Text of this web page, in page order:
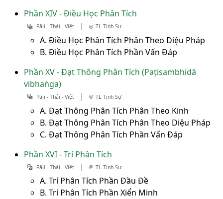
Phần XIV - Điều Học Phân Tích
Pāḷi - Thái - Việt | TL Tịnh Sự
A. Điều Học Phân Tích Phân Theo Diệu Pháp
B. Điều Học Phân Tích Phần Vấn Đáp
Phần XV - Đạt Thông Phân Tích (Paṭisambhidā
vibhaṅga)
Pāḷi - Thái - Việt | TL Tịnh Sự
A. Đạt Thông Phân Tích Phân Theo Kinh
B. Đạt Thông Phân Tích Phân Theo Diệu Pháp
C. Đạt Thông Phân Tích Phần Vấn Đáp
Phần XVI - Trí Phân Tích
Pāḷi - Thái - Việt | TL Tịnh Sự
A. Trí Phân Tích Phần Đầu Đề
B. Trí Phân Tích Phần Xiển Minh